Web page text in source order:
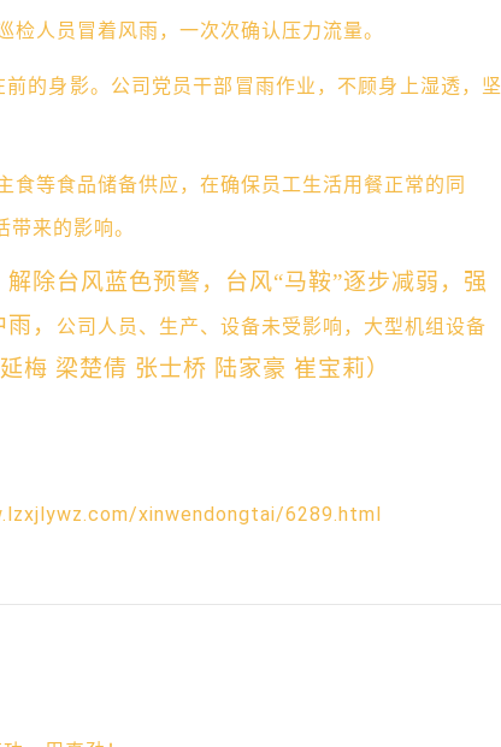
人员冒着风雨，一次次确认压力流量。
的身影。公司党员干部冒雨作业，不顾身上湿透，坚
食等食品储备供应，在确保员工生活用餐正常的同
来的影响。
解除台风蓝色预警，台风“马鞍”逐步减弱，强
，
公司人员、生产、设备未受影响，大型机组设备
梅 梁楚倩 张士桥 陆家豪 崔宝莉）
xinwendongtai/6289.html